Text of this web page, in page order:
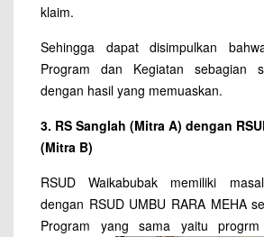
klaim.
Sehingga dapat disimpulkan
Program dan Kegiatan sebagian
dengan hasil yang memuaskan.
3. RS Sanglah (Mitra A) dengan
(Mitra B)
RSUD Waikabubak memiliki
dengan RSUD UMBU RARA MEHA
Program yang sama yaitu